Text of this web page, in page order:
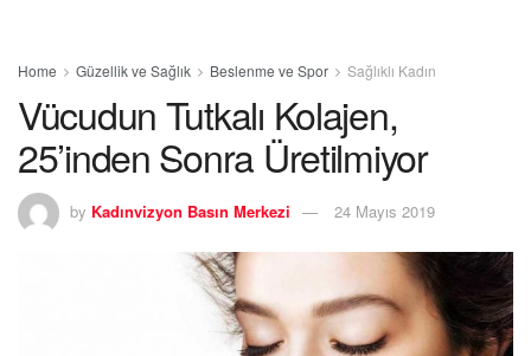
Home Güzellik ve Sağlık Beslenme ve Spor Sağlıklı Kadın
Vücudun Tutkalı Kolajen,
25’inden Sonra Üretilmiyor
by Kadınvizyon Basın Merkezi 24 Mayıs 2019